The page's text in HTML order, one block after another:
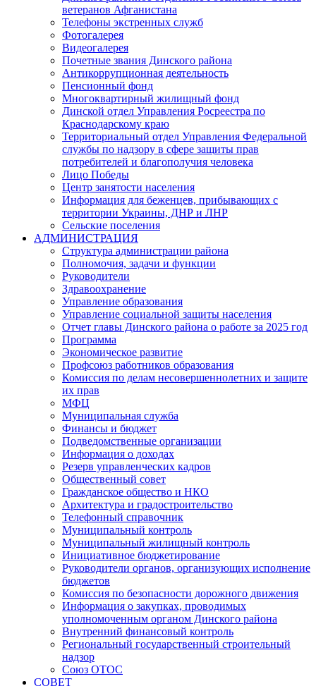
ветеранов Афганистана
Телефоны экстренных служб
Фотогалерея
Видеогалерея
Почетные звания Динского района
Антикоррупционная деятельность
Пенсионный фонд
Многоквартирный жилищный фонд
Динской отдел Управления Росреестра по
Краснодарскому краю
Территориальный отдел Управления Федеральной
службы по надзору в сфере защиты прав
потребителей и благополучия человека
Лицо Победы
Центр занятости населения
Информация для беженцев, прибывающих с
территории Украины, ДНР и ЛНР
Сельские поселения
АДМИНИСТРАЦИЯ
Структура администрации района
Полномочия, задачи и функции
Руководители
Здравоохранение
Управление образования
Управление социальной защиты населения
Отчет главы Динского района о работе за 2025 год
Программа
Экономическое развитие
Профсоюз работников образования
Комиссия по делам несовершеннолетних и защите
их прав
МФЦ
Муниципальная служба
Финансы и бюджет
Подведомственные организации
Информация о доходах
Резерв управленческих кадров
Общественный совет
Гражданское общество и НКО
Архитектура и градостроительство
Телефонный справочник
Муниципальный контроль
Муниципальный жилищный контроль
Инициативное бюджетирование
Руководители органов, организующих исполнение
бюджетов
Комиссия по безопасности дорожного движения
Информация о закупках, проводимых
уполномоченным органом Динского района
Внутренний финансовый контроль
Региональный государственный строительный
надзор
Союз ОТОС
СОВЕТ